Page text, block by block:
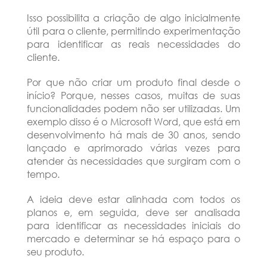
Isso possibilita a criação de algo inicialmente
útil para o cliente, permitindo experimentação
para identificar as reais necessidades do
cliente.
Por que não criar um produto final desde o
início? Porque, nesses casos, muitas de suas
funcionalidades podem não ser utilizadas. Um
exemplo disso é o Microsoft Word, que está em
desenvolvimento há mais de 30 anos, sendo
lançado e aprimorado várias vezes para
atender às necessidades que surgiram com o
tempo.
A ideia deve estar alinhada com todos os
planos e, em seguida, deve ser analisada
para identificar as necessidades iniciais do
mercado e determinar se há espaço para o
seu produto.